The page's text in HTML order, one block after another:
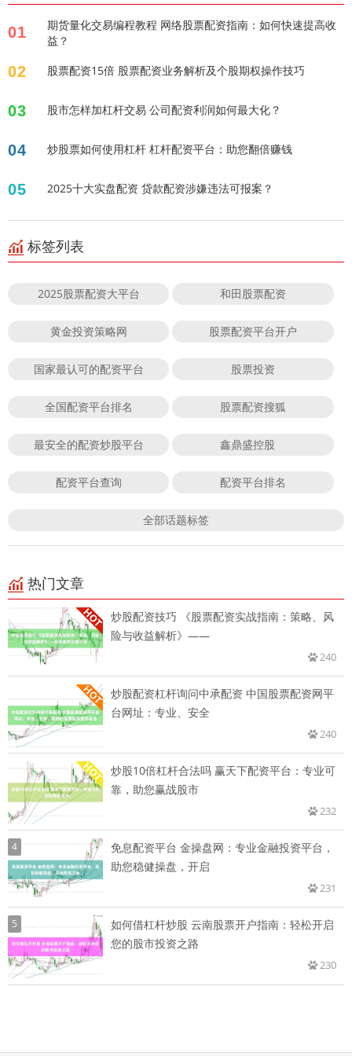
01
期货量化交易编程教程 网络股票配资指南：如何快速提高收
益？
02 股票配资15倍 股票配资业务解析及个股期权操作技巧
03 股市怎样加杠杆交易 公司配资利润如何最大化？
04 炒股票如何使用杠杆 杠杆配资平台：助您翻倍赚钱
05 2025十大实盘配资 贷款配资涉嫌违法可报案？
标签列表
2025股票配资大平台 和田股票配资
黄金投资策略网 股票配资平台开户
国家最认可的配资平台 股票投资
全国配资平台排名 股票配资搜狐
最安全的配资炒股平台 鑫鼎盛控股
配资平台查询 配资平台排名
全部话题标签
热门文章
炒股配资技巧 《股票配资实战指南：策略、风
险与收益解析》——
240
炒股配资杠杆询问中承配资 中国股票配资网平
台网址：专业、安全
240
炒股10倍杠杆合法吗 赢天下配资平台：专业可
靠，助您赢战股市
232
4
免息配资平台 金操盘网：专业金融投资平台，
助您稳健操盘，开启
231
5
如何借杠杆炒股 云南股票开户指南：轻松开启
您的股市投资之路
230